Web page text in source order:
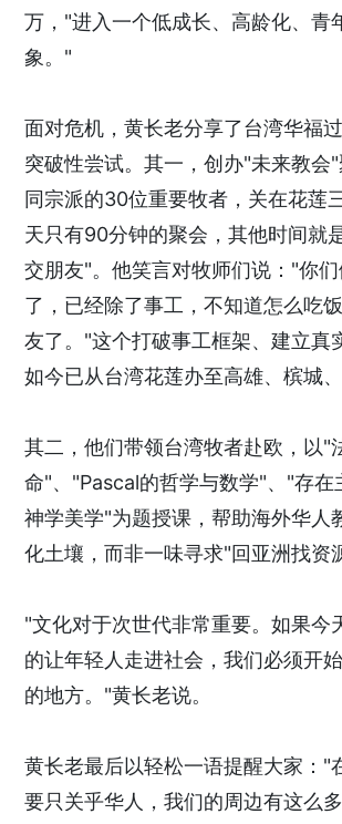
万，"进入一个低成长、高龄化、青
象。"
面对危机，黄长老分享了台湾华福
突破性尝试。其一，创办"未来教会
同宗派的30位重要牧者，关在花莲
天只有90分钟的聚会，其他时间就
交朋友"。他笑言对牧师们说："你
了，已经除了事工，不知道怎么吃
友了。"这个打破事工框架、建立真
如今已从台湾花莲办至高雄、槟城、
其二，他们带领台湾牧者赴欧，以"
命"、"Pascal的哲学与数学"、"存在
神学美学"为题授课，帮助海外华人
化土壤，而非一味寻求"回亚洲找资
"文化对于次世代非常重要。如果今
的让年轻人走进社会，我们必须开
的地方。"黄长老说。
黄长老最后以轻松一语提醒大家："
要只关乎华人，我们的周边有这么